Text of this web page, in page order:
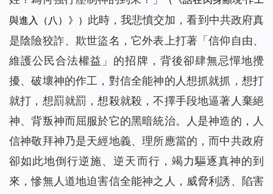
與進入（八）》） 此時，我悲憤交加，看到中共政府真
是陰險狡詐、欺世盜名，它外表上打著「信仰自由、
維護公民合法權益」的招牌，背後卻肆無忌憚地攪
擾、破壞神的作工，對信全能神的人想抓就抓，想打
就打，想罰就罰，想殺就殺，不擇手段地逼著人棄絕
神、背叛神而屈服於它的黑暗統治。人是神造的，人
信神敬拜神乃是天經地義、理所應當的，而中共政府
卻如此地倒行逆施、逆天而行，竭力驅逐真神的到
來，慘無人道地迫害信全能神之人，威脅利誘、陷害